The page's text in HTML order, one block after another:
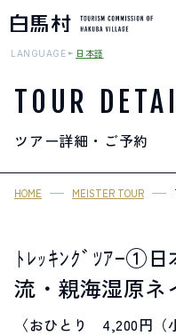
MOUNTAIN &
登山・トレッキング
HOT SPRING
温泉
LANGUAGE 日本語
TOUR
ツアー詳細・ご予約
HOME MEISTER TOUR
ﾄﾚｯｷﾝｸﾞﾂｱｰ①
流・親海湿原ネ
〈おひとり 4,200円（